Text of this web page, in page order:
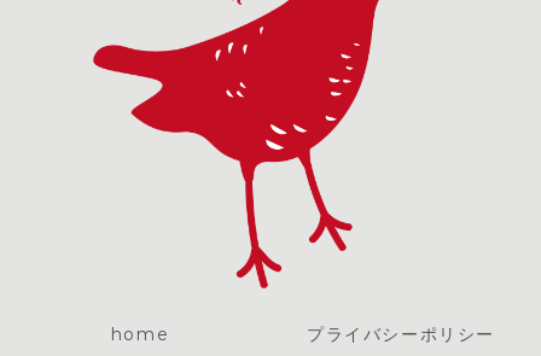
home
プライバシーポリシー